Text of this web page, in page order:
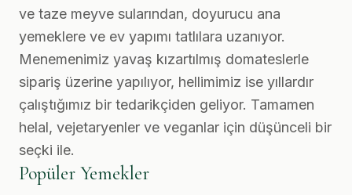
ve taze meyve sularından, doyurucu ana
yemeklere ve ev yapımı tatlılara uzanıyor.
Menemenimiz yavaş kızartılmış domateslerle
sipariş üzerine yapılıyor, hellimimiz ise yıllardır
çalıştığımız bir tedarikçiden geliyor. Tamamen
helal, vejetaryenler ve veganlar için düşünceli bir
seçki ile.
Popüler Yemekler